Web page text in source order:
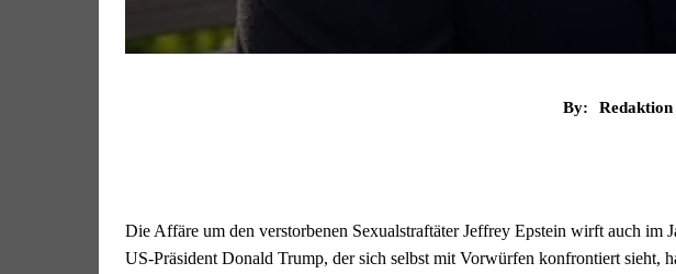
By: Redaktion
Die Affäre um den verstorbenen Sexualstraftäter Jeffrey Epstein wirft auch im
US-Präsident Donald Trump, der sich selbst mit Vorwürfen konfrontiert sieht,